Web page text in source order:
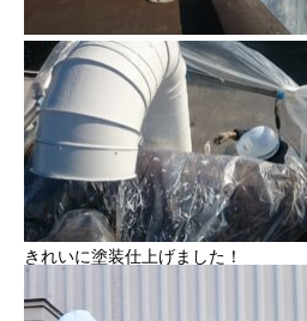
きれいに塗装仕上げました！